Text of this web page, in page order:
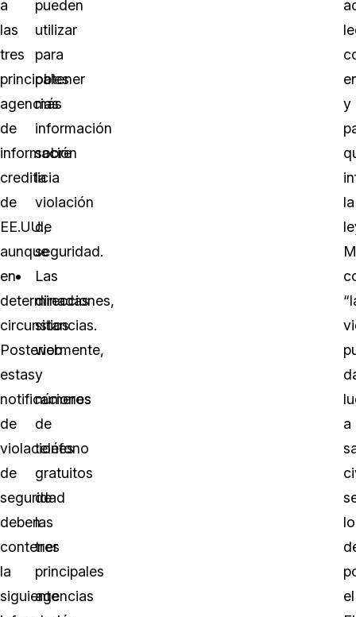
a
las
tres
principales
agencias
de
información
crediticia
de
EE.UU.,
aunque
en
determinadas
circunstancias.
Posteriormente,
estas
notificaciones
de
violaciones
de
seguridad
deben
contener
la
siguiente
pueden
utilizar
para
obtener
más
información
sobre
la
violación
de
seguridad.
Las
direcciones,
sitios
web
y
números
de
teléfono
gratuitos
de
las
tres
principales
agencias
y
la
a
lo
el